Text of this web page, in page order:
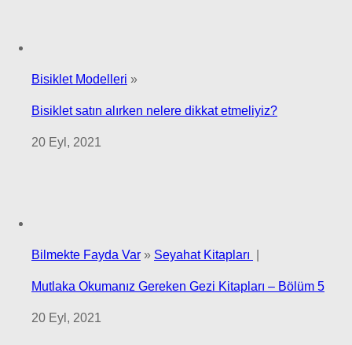
Bisiklet Modelleri »
Bisiklet satın alırken nelere dikkat etmeliyiz?
20 Eyl, 2021
Bilmekte Fayda Var » Seyahat Kitapları
Mutlaka Okumanız Gereken Gezi Kitapları – Bölüm 5
20 Eyl, 2021